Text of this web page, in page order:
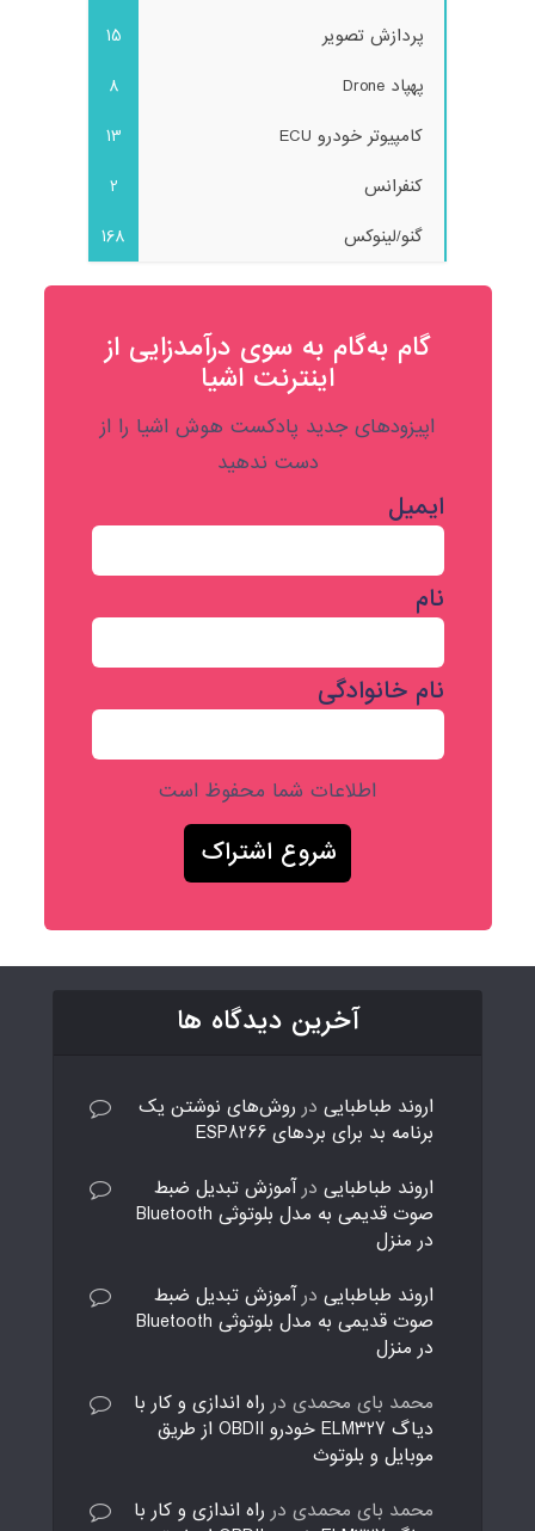
پردازش تصویر
15
پهپاد Drone
8
کامپیوتر خودرو ECU
13
کنفرانس
2
گنو/لینوکس
168
گام به‌گام به‌ سوی درآمدزایی از
اینترنت اشیا
اپیزودهای جدید پادکست هوش اشیا را از
دست ندهید
ایمیل
نام
نام خانوادگی
اطلاعات شما محفوظ است
آخرین دیدگاه ها
اروند طباطبایی در روش‌های نوشتن یک
برنامه بد برای بردهای ESP8266
اروند طباطبایی درآموزش تبدیل ضبط
صوت قدیمی به مدل بلوتوثی Bluetooth
در منزل
اروند طباطبایی درآموزش تبدیل ضبط
صوت قدیمی به مدل بلوتوثی Bluetooth
در منزل
محمد بای محمدی در راه اندازی و کار با
دیاگ ELM327 خودرو OBDII از طریق
موبایل و بلوتوث
محمد بای محمدی در راه اندازی و کار با